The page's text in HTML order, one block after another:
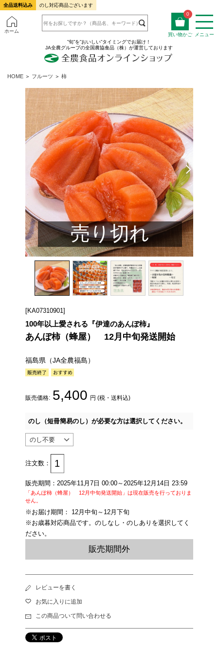
全品送料込み のし対応商品ございます
ホーム
0
買い物かご
メニュー
”旬”を”おいしい”タイミングでお届け！
JA全農グループの全国農協食品（株）が運営しております
HOME ＞ フルーツ ＞ 柿
売り切れ
[KA07310901]
100年以上愛される『伊達のあんぽ柿』
あんぽ柿（蜂屋） 12月中旬発送開始
福島県（JA全農福島）
販売価格: 5,400 円 (税・送料込)
のし（短冊簡易のし）が必要な方は選択してください。
注文数：
販売期間：2025年11月7日 00:00～2025年12月14日 23:59
「あんぽ柿（蜂屋） 12月中旬発送開始」は現在販売を行っておりま
せん。
※お届け期間： 12月中旬～12月下旬
※お歳暮対応商品です。のしなし・のしありを選択してく
ださい。
販売期間外
レビューを書く
お気に入りに追加
この商品ついて問い合わせる